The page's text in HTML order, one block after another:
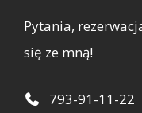
Pytania,
się ze mną!
793-91-11-22